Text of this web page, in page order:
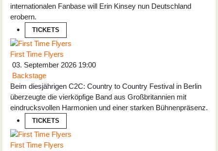
internationalen Fanbase will Erin Kinsey nun Deutschland
erobern.
TICKETS
First Time Flyers
03. September 2026 19:00
Backstage
Beim diesjährigen C2C: Country to Country Festival in Berlin
überzeugte die vierköpfige Band aus Großbritannien mit
eindrucksvollen Harmonien und einer starken Bühnenpräsenz.
TICKETS
First Time Flyers